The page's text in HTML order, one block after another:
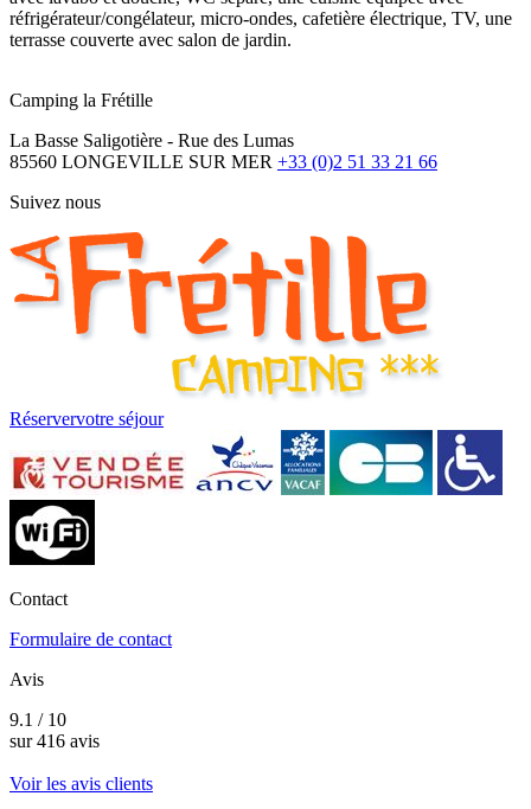
réfrigérateur/congélateur, micro-ondes, cafetière électrique, TV, une
terrasse couverte avec salon de jardin.
Camping la Frétille
La Basse Saligotière - Rue des Lumas
85560 LONGEVILLE SUR MER +33 (0)2 51 33 21 66
Suivez nous
Réservervotre séjour
Contact
Formulaire de contact
Avis
9.1 / 10
sur 416 avis
Voir les avis clients